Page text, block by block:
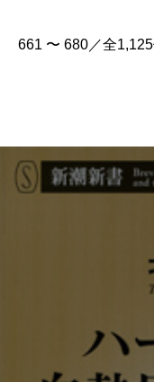
661 〜 680／全